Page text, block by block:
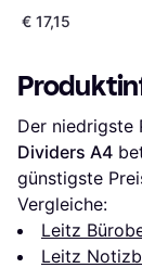
€ 17,15
Der niedrigste
Dividers A4
günstigste
Vergleiche:
Leitz
Leitz